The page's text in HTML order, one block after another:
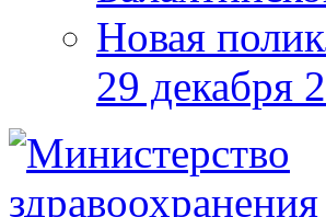
Новая
29 декабря